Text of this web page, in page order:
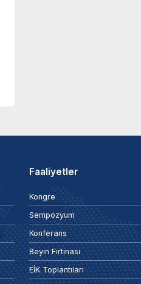
Faaliyetler
Kongre
Sempozyum
Konferans
Beyin Fırtınası
EİK Toplantıları